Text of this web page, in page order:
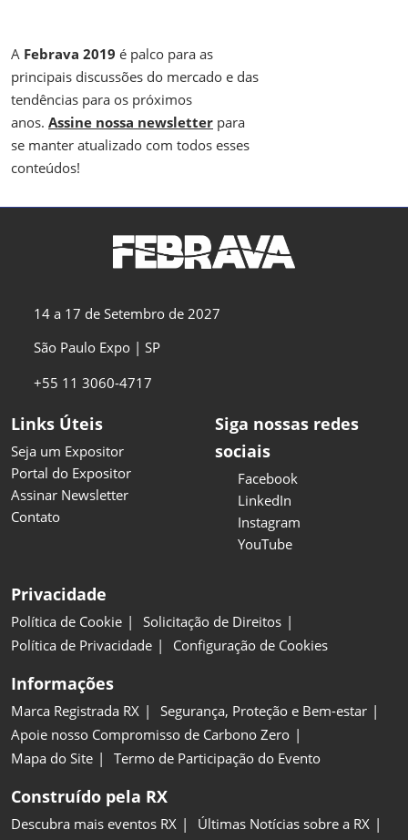
A Febrava 2019 é palco para as
principais discussões do mercado e das
tendências para os próximos
anos. Assine nossa newsletter para
se manter atualizado com todos esses
conteúdos!
14 a 17 de Setembro de 2027
São Paulo Expo | SP
+55 11 3060-4717
Links Úteis
Seja um Expositor
Portal do Expositor
Assinar Newsletter
Contato
Siga nossas redes
sociais
Facebook
LinkedIn
Instagram
YouTube
Privacidade
Política de Cookie
Solicitação de Direitos
Política de Privacidade
Configuração de Cookies
Informações
Marca Registrada RX
Segurança, Proteção e Bem-estar
Apoie nosso Compromisso de Carbono Zero
Mapa do Site
Termo de Participação do Evento
Construído pela RX
Descubra mais eventos RX
Últimas Notícias sobre a RX